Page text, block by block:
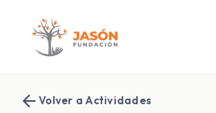
arrow_back Volver a Actividades